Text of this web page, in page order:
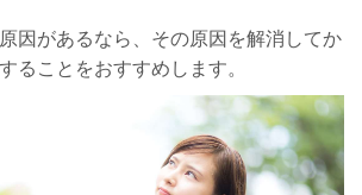
因があるなら、その原因を解消してか
ることをおすすめします。